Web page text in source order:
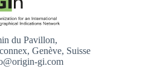
du Pavillon,
Genève, Suisse
gi.com